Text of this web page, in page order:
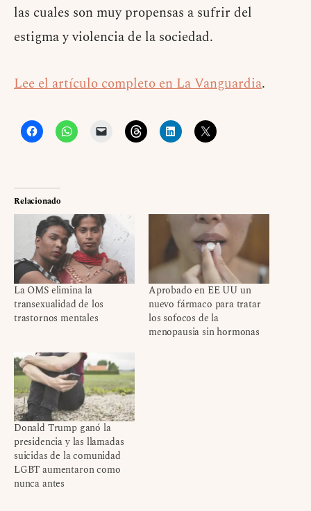
las cuales son muy propensas a sufrir del
estigma y violencia de la sociedad.
Lee el artículo completo en La Vanguardia.
Relacionado
La OMS elimina la
transexualidad de los
trastornos mentales
Aprobado en EE UU un
nuevo fármaco para tratar
los sofocos de la
menopausia sin hormonas
Donald Trump ganó la
presidencia y las llamadas
suicidas de la comunidad
LGBT aumentaron como
nunca antes